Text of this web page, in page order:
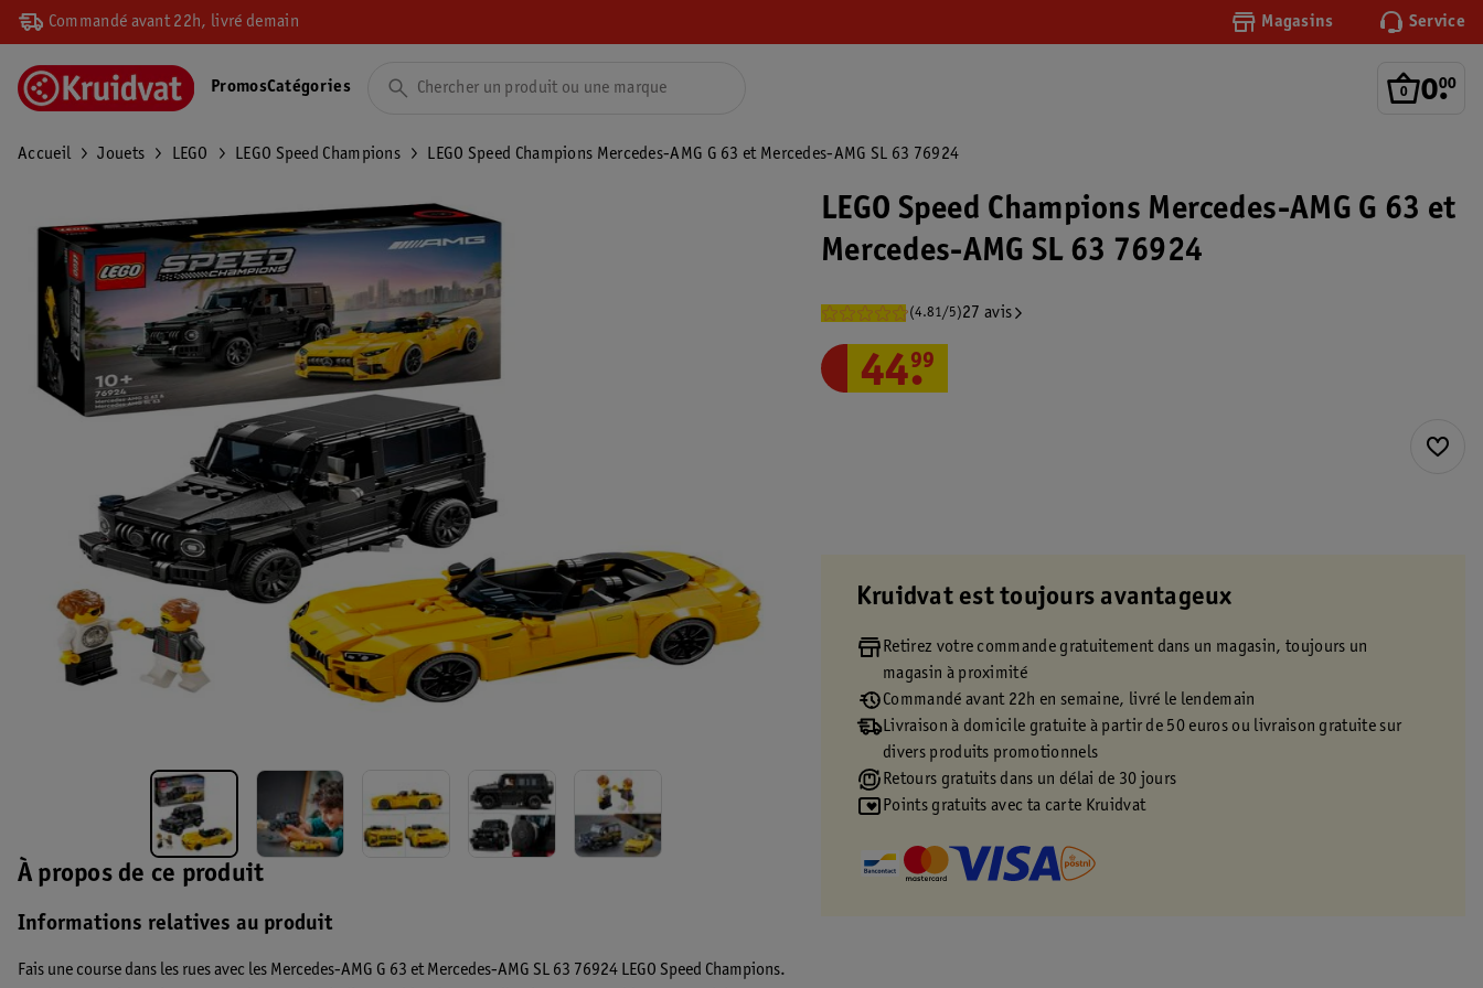
Commandé avant 22h, livré demain Magasins Service
0.
00
PromosCatégories
Accueil Jouets LEGO LEGO Speed Champions LEGO Speed Champions Mercedes-AMG G 63 et Mercedes-AMG SL 63 76924
À propos de ce produit
Informations relatives au produit
Fais une course dans les rues avec les Mercedes-AMG G 63 et Mercedes-AMG SL 63 76924 LEGO Speed Champions.
LEGO Speed Champions Mercedes-AMG G 63 et
Mercedes-AMG SL 63 76924
(4.81/5)27 avis
44.
99
Kruidvat est toujours avantageux
Retirez votre commande gratuitement dans un magasin, toujours un
magasin à proximité
Commandé avant 22h en semaine, livré le lendemain
Livraison à domicile gratuite à partir de 50 euros ou livraison gratuite sur
divers produits promotionnels
Retours gratuits dans un délai de 30 jours
Points gratuits avec ta carte Kruidvat